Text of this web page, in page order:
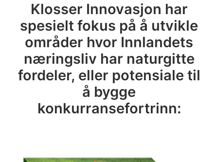
Klosser Innovasjon har
spesielt fokus på å utvikle
områder hvor Innlandets
næringsliv har naturgitte
fordeler, eller potensiale til
å bygge
konkurransefortrinn: